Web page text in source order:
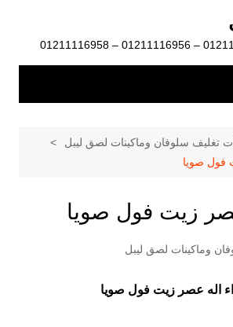
تغليف سلوفان وماكينات لصق ليبل
فول صويا
زيت فول صويا
وماكينات لصق ليبل
اله عصر زيت فول صويا